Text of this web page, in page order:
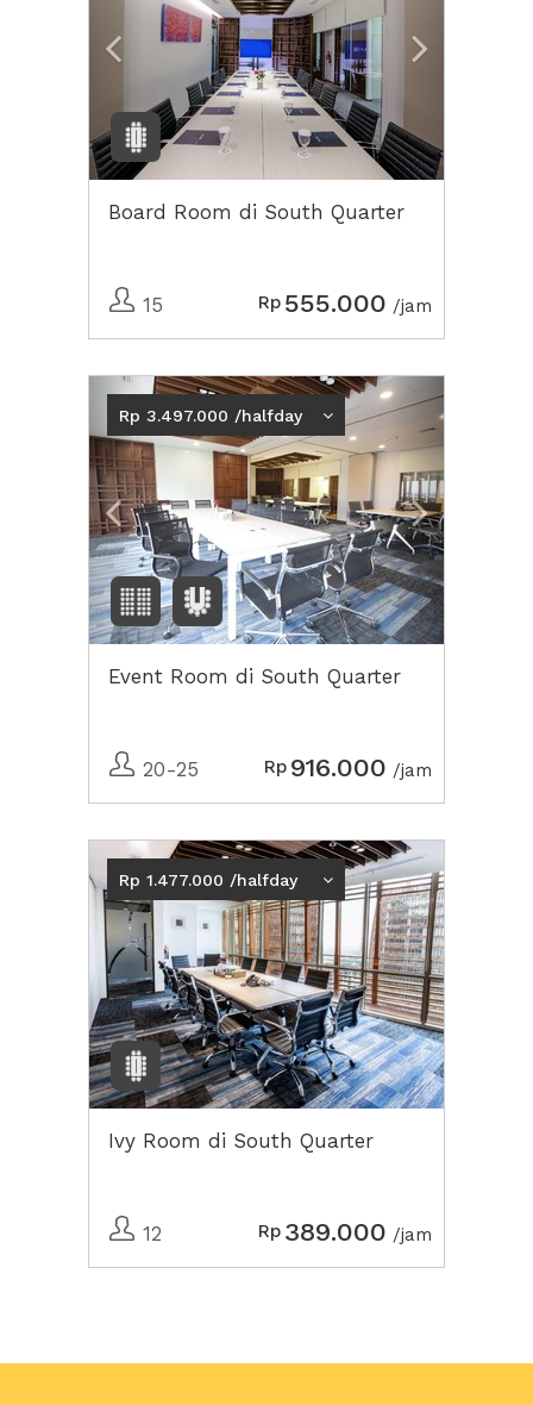
Board Room di South Quarter
15 Rp 555.000 /jam
Previous Next2
Rp 3.497.000 /halfday
Event Room di South Quarter
20-25 Rp 916.000 /jam
Rp 1.477.000 /halfday
Ivy Room di South Quarter
12 Rp 389.000 /jam